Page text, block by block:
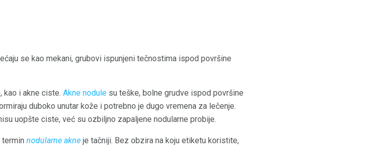
se kao mekani, grubovi ispunjeni tečnostima ispod površine
kao i akne ciste. Akne nodule su teške, bolne grudve ispod površine
duboko unutar kože i potrebno je dugo vremena za lečenje.
uopšte ciste, već su ozbiljno zapaljene nodularne probije.
termin nodularne akne je tačniji. Bez obzira na koju etiketu koristite,